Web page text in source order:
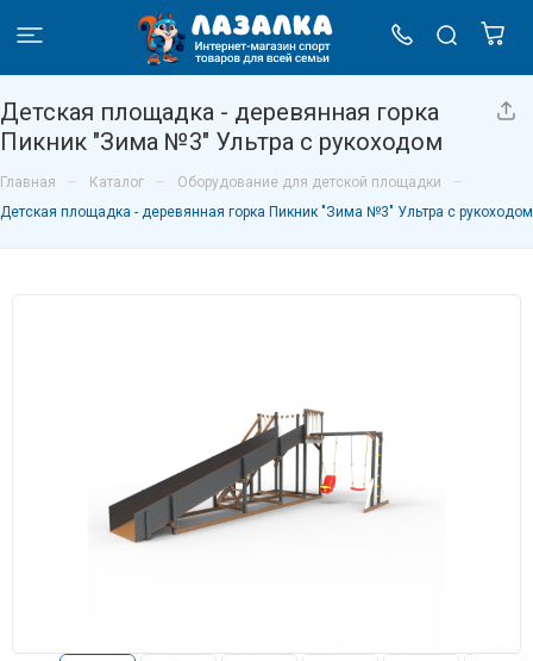
Детская площадка - деревянная горка
Пикник "Зима №3" Ультра с рукоходом
Главная – Каталог – Оборудование для детской площадки –
Детская площадка - деревянная горка Пикник "Зима №3" Ультра с рукоходом